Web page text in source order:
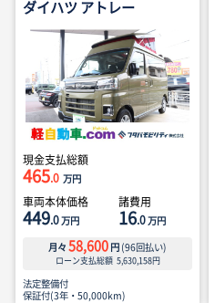
ダイハツ アトレー
現金支払総額
465.0 万円
車両本体価格
449.0万円
諸費用
16.0万円
月々 58,600 円 (96回払い)
ローン支払総額 5,630,158円
法定整備付
保証付(3年・50,000km)